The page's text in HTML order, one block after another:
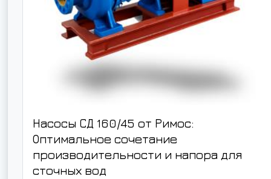
Насосы СД 160/45 от Римос:
Оптимальное сочетание
производительности и напора для
сточных вод